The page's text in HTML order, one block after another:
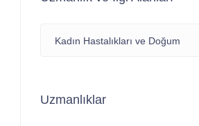
Kadın Hastalıkları ve Doğum
Uzmanlıklar